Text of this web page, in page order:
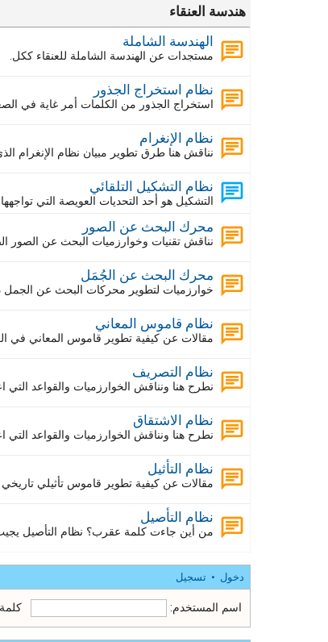
هندسة العنقاء
الهندسة الشاملة
مستجدات عن الهندسة الشاملة للعنقاء ككل.
نظام استخراج الجذور
استخراج الجذور من الكلمات أمر غاية في
نظام الإنغرام
نناقش هنا طرق تطوير مبيان نظام الإنغرام
نظام التشكيل التلقائي
التشكيل هو أحد التحديات العويصة التي
محرك البحث عن الصور
نناقش تقنيات وخوارزميات البحث عن الصور
محرك البحث عن الجُمَل
خوارزميات لتطوير محركات البحث عن
نظام قاموس المعاني
مقالات عن كيفية تطوير قاموس المعاني في
نظام التصريف
نطرح هنا ونناقش الخوارزميات والقواعد
نظام الاشتقاق
نطرح هنا ونناقش الخوارزميات والقواعد التي
نظام التأثيل
مقالات عن كيفية تطوير قاموس تأثيلي تاريخي
نظام التأصيل
من أين جاءت كلمة عقرب؟ نظام التأصيل
دخول • تسجيل
اسم المستخدم: